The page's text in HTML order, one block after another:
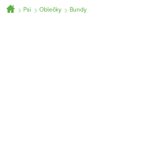
Domů
Psi Oblečky Bundy